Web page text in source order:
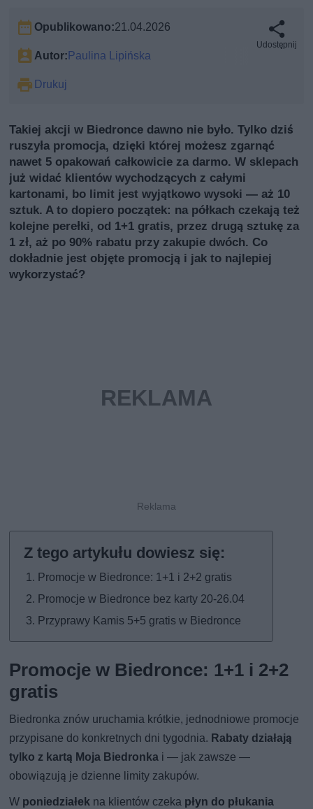
Opublikowano:21.04.2026
Autor:Paulina Lipińska
Drukuj
Udostępnij
Takiej akcji w Biedronce dawno nie było. Tylko dziś
ruszyła promocja, dzięki której możesz zgarnąć
nawet 5 opakowań całkowicie za darmo. W sklepach
już widać klientów wychodzących z całymi
kartonami, bo limit jest wyjątkowo wysoki — aż 10
sztuk. A to dopiero początek: na półkach czekają też
kolejne perełki, od 1+1 gratis, przez drugą sztukę za
1 zł, aż po 90% rabatu przy zakupie dwóch. Co
dokładnie jest objęte promocją i jak to najlepiej
wykorzystać?
Promocje w Biedronce: 1+1 i 2+2 gratis
Promocje w Biedronce bez karty 20-26.04
Przyprawy Kamis 5+5 gratis w Biedronce
Promocje w Biedronce: 1+1 i 2+2
gratis
Biedronka znów uruchamia krótkie, jednodniowe promocje
przypisane do konkretnych dni tygodnia. Rabaty działają
tylko z kartą Moja Biedronka i — jak zawsze —
obowiązują je dzienne limity zakupów.
W poniedziałek na klientów czeka płyn do płukania